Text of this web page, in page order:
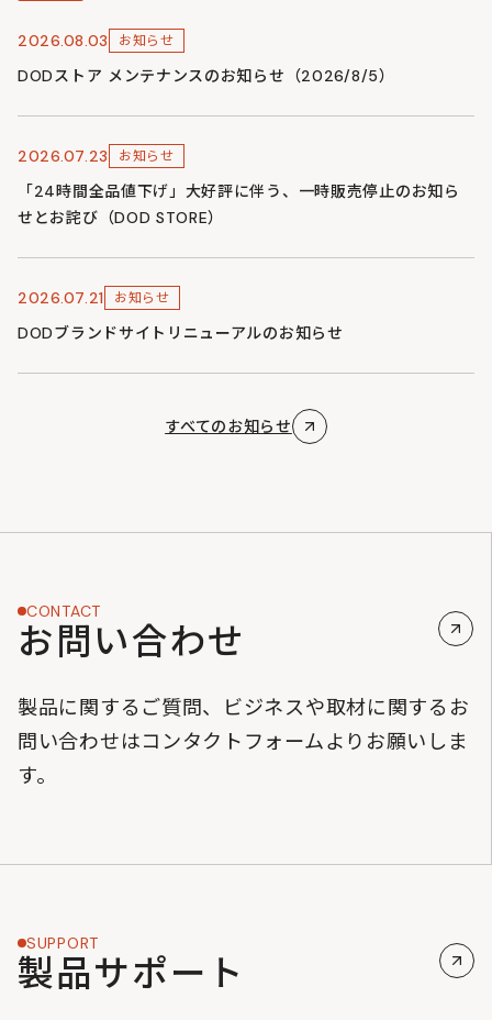
2026.08.03 お知らせ
DODストア メンテナンスのお知らせ（2026/8/5）
2026.07.23 お知らせ
「24時間全品値下げ」大好評に伴う、一時販売停止のお知ら
せとお詫び（DOD STORE）
2026.07.21 お知らせ
DODブランドサイトリニューアルのお知らせ
すべてのお知らせ
CONTACT
お問い合わせ
製品に関するご質問、ビジネスや取材に関するお
問い合わせはコンタクトフォームよりお願いしま
す。
SUPPORT
製品サポート